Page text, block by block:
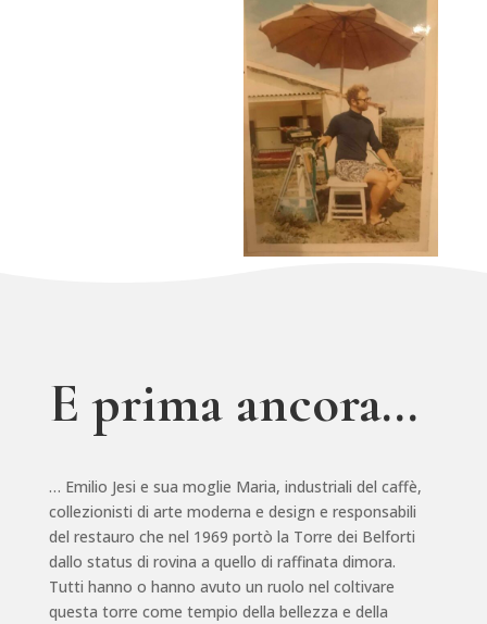
E prima ancora…
… Emilio Jesi e sua moglie Maria, industriali del caffè,
collezionisti di arte moderna e design e responsabili
del restauro che nel 1969 portò la Torre dei Belforti
dallo status di rovina a quello di raffinata dimora.
Tutti hanno o hanno avuto un ruolo nel coltivare
questa torre come tempio della bellezza e della